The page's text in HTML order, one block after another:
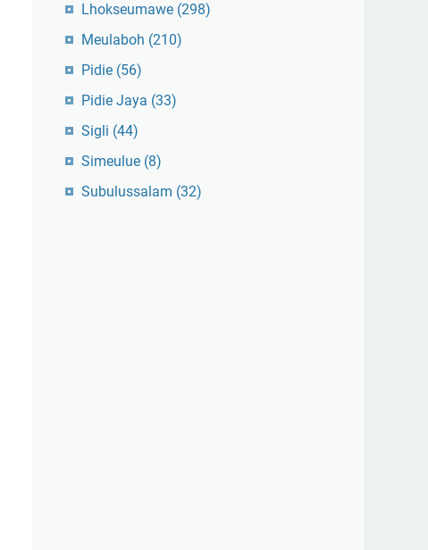
Lhokseumawe (298)
Meulaboh (210)
Pidie (56)
Pidie Jaya (33)
Sigli (44)
Simeulue (8)
Subulussalam (32)